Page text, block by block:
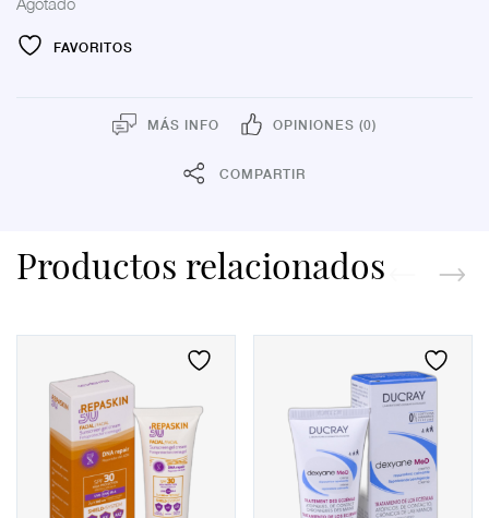
FAVORITOS
MÁS INFO OPINIONES (0)
COMPARTIR
Productos relacionados